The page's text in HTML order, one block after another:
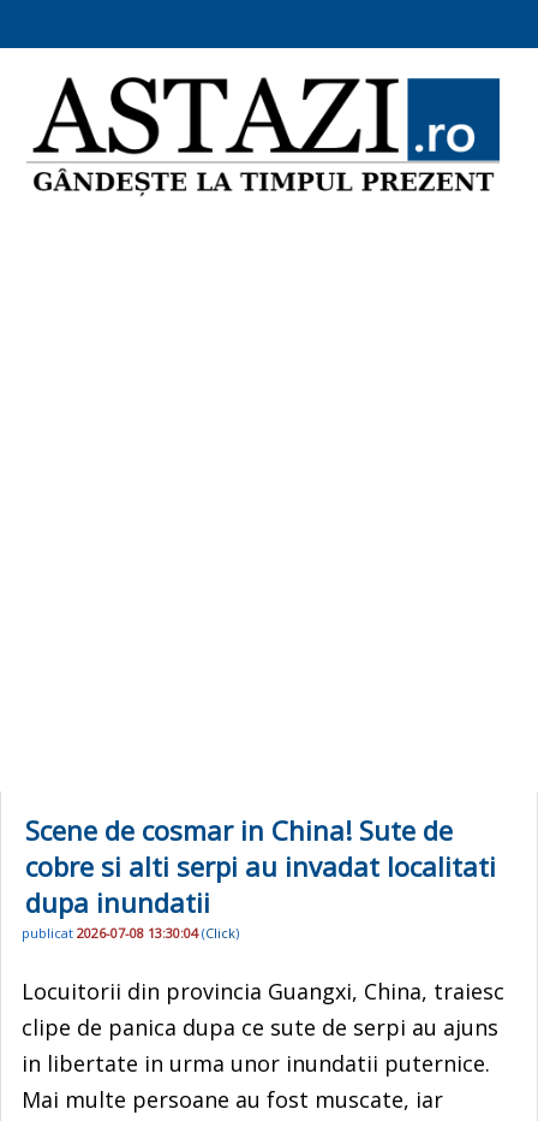
Scene de cosmar in China! Sute de
cobre si alti serpi au invadat localitati
dupa inundatii
publicat 2026-07-08 13:30:04(Click)
Locuitorii din provincia Guangxi, China, traiesc
clipe de panica dupa ce sute de serpi au ajuns
in libertate in urma unor inundatii puternice.
Mai multe persoane au fost muscate, iar